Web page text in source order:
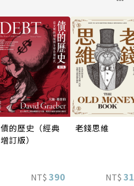
債的歷史（經典
增訂版）
NT$ 390
老錢思維
NT$